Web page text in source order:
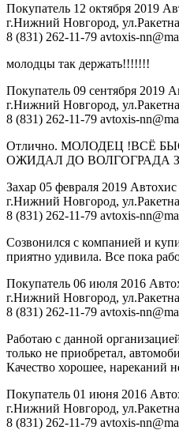
Покупатель 12 октября 2019
г.Нижний Новгород,
8 (831) 262-11-79 avtoxis-
молодцы так держать!!!!!!!
Покупатель 09 сентября 2019
г.Нижний Новгород,
8 (831) 262-11-79 avtoxis-
Отлично. МОЛОДЕЦ !ВСЁ
ОЖИДАЛ ДО ВОЛГОГРАДА
Захар 05 февраля 2019 Автохис
г.Нижний Новгород,
8 (831) 262-11-79 avtoxis-
Созвонился с компанией и
приятно удивила. Все пока
Покупатель 06 июля 2016
г.Нижний Новгород,
8 (831) 262-11-79 avtoxis-
Работаю с данной
только не приобретал,
Качество хорошее, нареканий
Покупатель 01 июня 2016
г.Нижний Новгород,
8 (831) 262-11-79 avtoxis-